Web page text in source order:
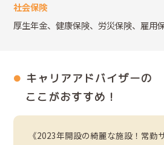
社会保険
厚生年金、健康保険、労災保険、雇用
キャリアアドバイザーの
ここがおすすめ！
《2023年開設の綺麗な施設！常勤